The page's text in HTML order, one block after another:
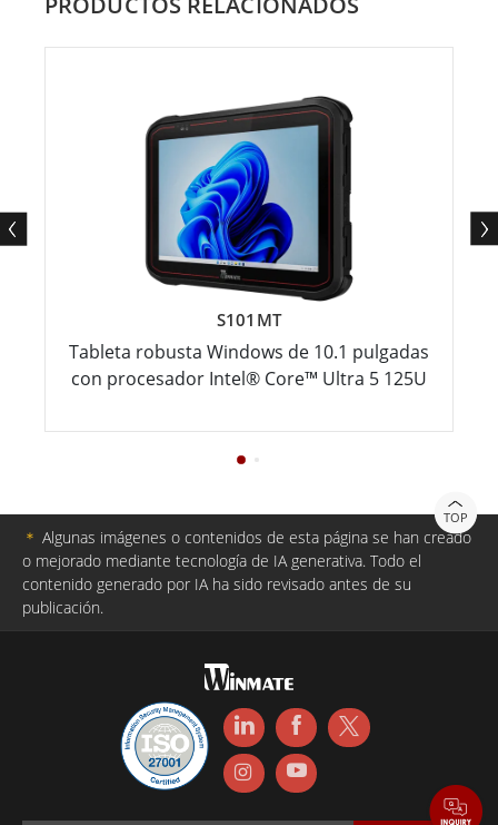
S101MT
Tableta robusta Windows de 10.1 pulgadas
con procesador Intel® Core™ Ultra 5 125U
TOP
＊ Algunas imágenes o contenidos de esta página se han creado
o mejorado mediante tecnología de IA generativa. Todo el
contenido generado por IA ha sido revisado antes de su
publicación.